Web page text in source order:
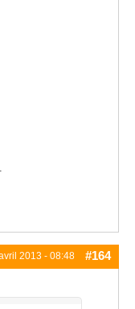
2013 - 08:48 #164